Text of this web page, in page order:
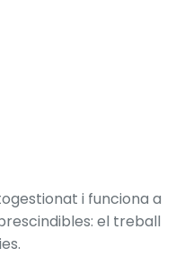
i funciona a
el treball